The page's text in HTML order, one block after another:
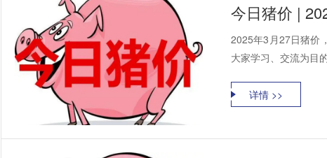
今日猪价 |
2025年3月27日猪价
大家学习、交流为目
详情 >>